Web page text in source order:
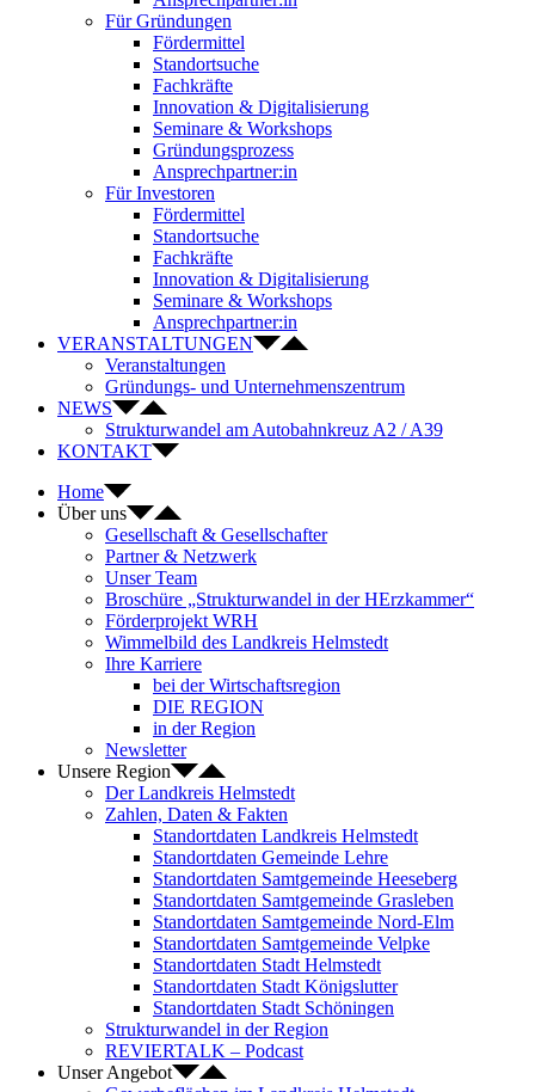
Für Gründungen
Fördermittel
Standortsuche
Fachkräfte
Innovation & Digitalisierung
Seminare & Workshops
Gründungsprozess
Ansprechpartner:in
Für Investoren
Fördermittel
Standortsuche
Fachkräfte
Innovation & Digitalisierung
Seminare & Workshops
Ansprechpartner:in
VERANSTALTUNGEN
Veranstaltungen
Gründungs- und Unternehmenszentrum
NEWS
Strukturwandel am Autobahnkreuz A2 / A39
KONTAKT
Home
Über uns
Gesellschaft & Gesellschafter
Partner & Netzwerk
Unser Team
Broschüre „Strukturwandel in der HErzkammer“
Förderprojekt WRH
Wimmelbild des Landkreis Helmstedt
Ihre Karriere
bei der Wirtschaftsregion
DIE REGION
in der Region
Newsletter
Unsere Region
Der Landkreis Helmstedt
Zahlen, Daten & Fakten
Standortdaten Landkreis Helmstedt
Standortdaten Gemeinde Lehre
Standortdaten Samtgemeinde Heeseberg
Standortdaten Samtgemeinde Grasleben
Standortdaten Samtgemeinde Nord-Elm
Standortdaten Samtgemeinde Velpke
Standortdaten Stadt Helmstedt
Standortdaten Stadt Königslutter
Standortdaten Stadt Schöningen
Strukturwandel in der Region
REVIERTALK – Podcast
Unser Angebot